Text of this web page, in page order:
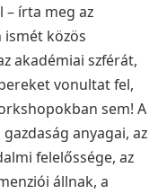
– írta meg az
ismét közös
akadémiai szférát,
vonultat fel,
sem! A
anyagai, az
felelőssége, az
állnak, a